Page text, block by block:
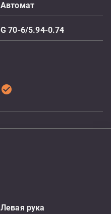
Aвтомат
G 70-6/5.94-0.74
check_circle
Левая рука